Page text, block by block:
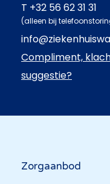
T +32 56 62 31 31
(alleen bij
Compliment,
suggestie?
Hoofdnavigatie
Zorgaanbod